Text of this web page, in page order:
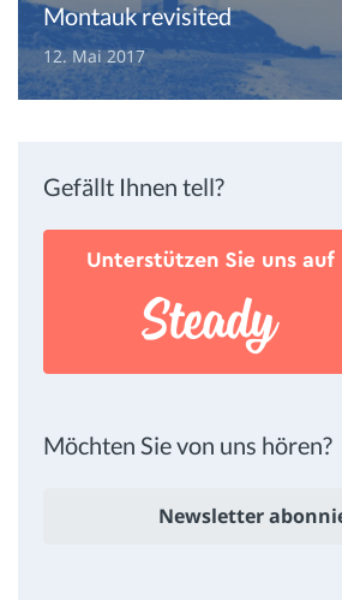
Montauk revisited
12. Mai 2017
Gefällt Ihnen tell?
Möchten Sie von uns hören?
Newsletter